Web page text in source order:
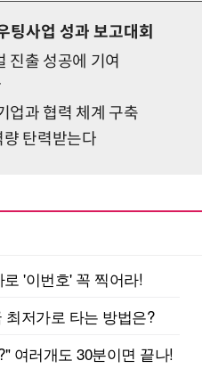
팅사업 성과 보고대회
진출 성공에 기여
업과 협력 체계 구축
탄력받는다